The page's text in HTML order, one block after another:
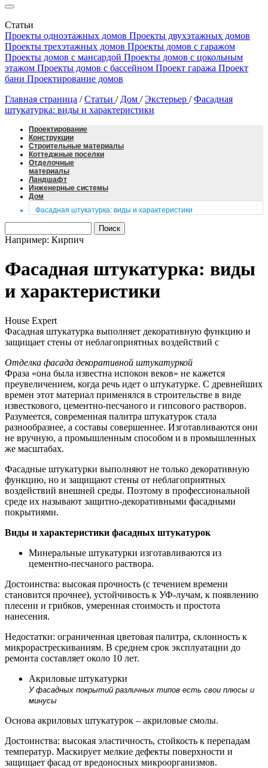
Статьи
Проекты одноэтажных домов Проекты двухэтажных домов
Проекты трехэтажных домов Проекты домов с гаражом
Проекты домов с мансардой Проекты домов с цокольным
этажом Проекты домов с бассейном Проект гаража Проект
бани Проектирование домов
Главная страница / Статьи / Дом / Экстерьер / Фасадная
штукатурка: виды и характеристики
Проектирование
Конструкции
Строительные материалы
Коттеджные поселки
Отделочные
материалы
Ландшафт
Инженерные системы
Дом
Фасадная штукатурка: виды и характеристики
Например: Кирпич
Фасадная штукатурка: виды
и характеристики
House Expert
Фасадная штукатурка выполняет декоративную функцию и
защищает стены от неблагоприятных воздействий с
Отделка фасада декоративной штукатуркой
Фраза «она была известна испокон веков» не кажется
преувеличением, когда речь идет о штукатурке. С древнейших
времен этот материал применялся в строительстве в виде
известкового, цементно-песчаного и гипсового растворов.
Разумеется, современная палитра штукатурок стала
разнообразнее, а составы совершеннее. Изготавливаются они
не вручную, а промышленным способом и в промышленных
же масштабах.
Фасадные штукатурки выполняют не только декоративную
функцию, но и защищают стены от неблагоприятных
воздействий внешней среды. Поэтому в профессиональной
среде их называют защитно-декоративными фасадными
покрытиями.
Виды и характеристики фасадных штукатурок
Минеральные штукатурки изготавливаются из
цементно-песчаного раствора.
Достоинства: высокая прочность (с течением времени
становится прочнее), устойчивость к УФ-лучам, к появлению
плесени и грибков, умеренная стоимость и простота
нанесения.
Недостатки: ограниченная цветовая палитра, склонность к
микрорастрескиваниям. В среднем срок эксплуатации до
ремонта составляет около 10 лет.
Акриловые штукатурки
У фасадных покрытий различных типов есть свои плюсы и
минусы
Основа акриловых штукатурок – акриловые смолы.
Достоинства: высокая эластичность, стойкость к перепадам
температур. Маскирует мелкие дефекты поверхности и
защищает фасад от вредоносных микроорганизмов.